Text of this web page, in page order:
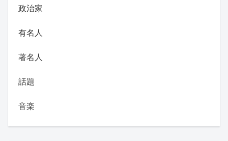
政治家
有名人
著名人
話題
音楽